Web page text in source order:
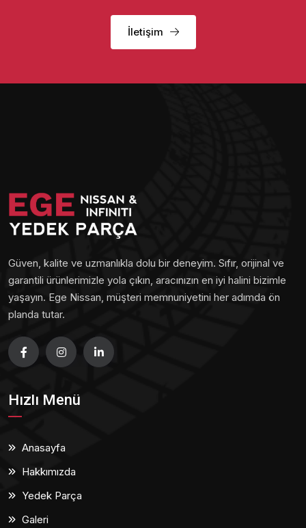
İletişim
Güven, kalite ve uzmanlıkla dolu bir deneyim. Sıfır, orijinal ve
garantili ürünlerimizle yola çıkın, aracınızın en iyi halini bizimle
yaşayın. Ege Nissan, müşteri memnuniyetini her adımda ön
planda tutar.
Hızlı Menü
Anasayfa
Hakkımızda
Yedek Parça
Galeri